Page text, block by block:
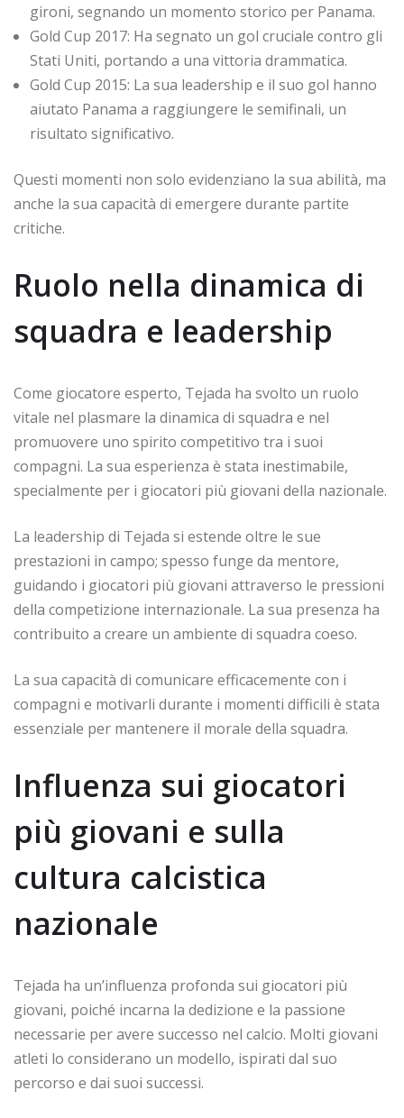
gironi, segnando un momento storico per Panama.
Gold Cup 2017: Ha segnato un gol cruciale contro gli
Stati Uniti, portando a una vittoria drammatica.
Gold Cup 2015: La sua leadership e il suo gol hanno
aiutato Panama a raggiungere le semifinali, un
risultato significativo.
Questi momenti non solo evidenziano la sua abilità, ma
anche la sua capacità di emergere durante partite
critiche.
Ruolo nella dinamica di
squadra e leadership
Come giocatore esperto, Tejada ha svolto un ruolo
vitale nel plasmare la dinamica di squadra e nel
promuovere uno spirito competitivo tra i suoi
compagni. La sua esperienza è stata inestimabile,
specialmente per i giocatori più giovani della nazionale.
La leadership di Tejada si estende oltre le sue
prestazioni in campo; spesso funge da mentore,
guidando i giocatori più giovani attraverso le pressioni
della competizione internazionale. La sua presenza ha
contribuito a creare un ambiente di squadra coeso.
La sua capacità di comunicare efficacemente con i
compagni e motivarli durante i momenti difficili è stata
essenziale per mantenere il morale della squadra.
Influenza sui giocatori
più giovani e sulla
cultura calcistica
nazionale
Tejada ha un’influenza profonda sui giocatori più
giovani, poiché incarna la dedizione e la passione
necessarie per avere successo nel calcio. Molti giovani
atleti lo considerano un modello, ispirati dal suo
percorso e dai suoi successi.